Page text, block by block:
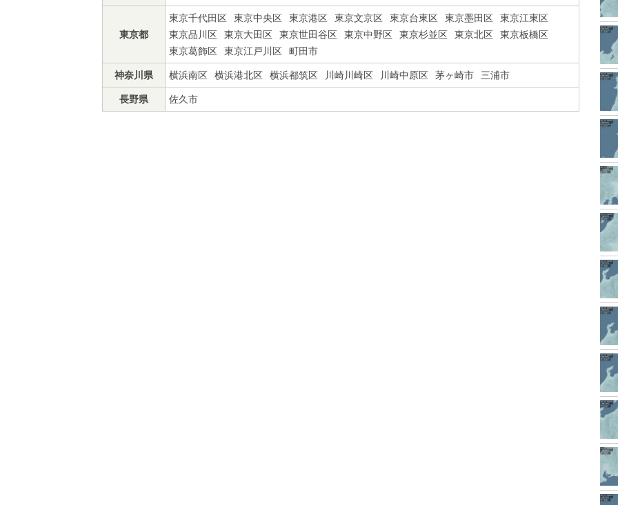
東京都
東京千代田区 東京中央区 東京港区 東京文京区 東京台東区 東京墨田区
東京江東区
東京品川区
東京大田区 東京世田谷区 東京中野区 東京杉並区 東京北区
東京板橋区
東京葛飾区
東京江戸川区 町田市
神奈川県 横浜南区 横浜港北区 横浜都筑区 川崎川崎区 川崎中原区 茅ヶ崎市 三浦市
長野県 佐久市